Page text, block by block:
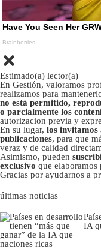
Estimado(a) lector(a)
En Gestión, valoramos
realizamos para
no está permitido,
o parcialmente los
autorizacion previa y
En su lugar, los invitamos
publicaciones, para que
veraz y de calidad
Asimismo, pueden
exclusivo que elaboramos
Gracias por ayudarnos a
últimas noticias
IA